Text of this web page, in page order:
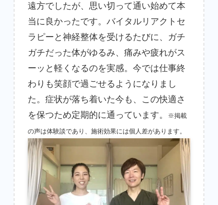
遠方でしたが、思い切って通い始めて本
当に良かったです。バイタルリアクトセ
ラピーと神経整体を受けるたびに、ガチ
ガチだった体がゆるみ、痛みや疲れがス
ーッと軽くなるのを実感。今では仕事終
わりも笑顔で過ごせるようになりまし
た。症状が落ち着いた今も、この快適さ
を保つため定期的に通っています。
※掲載
の声は体験談であり、施術効果には個人差があります。